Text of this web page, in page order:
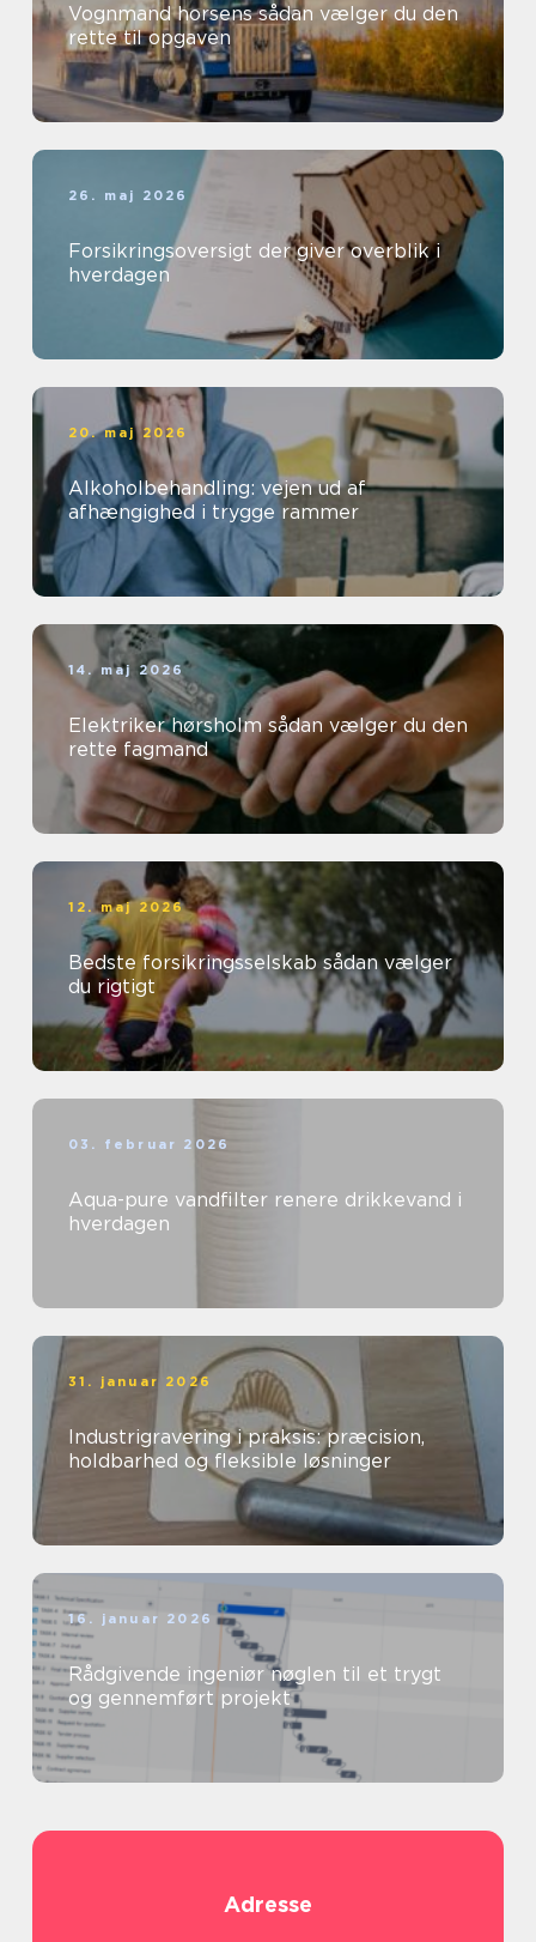
Vognmand horsens sådan vælger du den
rette til opgaven
26. maj 2026
Forsikringsoversigt der giver overblik i
hverdagen
20. maj 2026
Alkoholbehandling: vejen ud af
afhængighed i trygge rammer
14. maj 2026
Elektriker hørsholm sådan vælger du den
rette fagmand
12. maj 2026
Bedste forsikringsselskab sådan vælger
du rigtigt
03. februar 2026
Aqua-pure vandfilter renere drikkevand i
hverdagen
31. januar 2026
Industrigravering i praksis: præcision,
holdbarhed og fleksible løsninger
16. januar 2026
Rådgivende ingeniør nøglen til et trygt
og gennemført projekt
Adresse